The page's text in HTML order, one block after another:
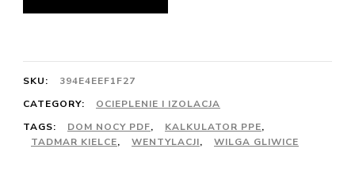
SKU:
394E4EEF1F27
CATEGORY:
OCIEPLENIE I IZOLACJA
TAGS:
DOM NOCY PDF, KALKULATOR PPE,
TADMAR KIELCE, WENTYLACJI, WILGA GLIWICE